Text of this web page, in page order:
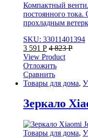
Компактный
постоянного
прохладным
SKU: 33011401394
3 591 Р 4 823Р
View Product
Отложить
Сравнить
Товары для дома,
Зеркало
Товары для дома,